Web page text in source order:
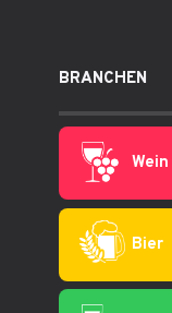
BRANCHEN
Wein
Bier